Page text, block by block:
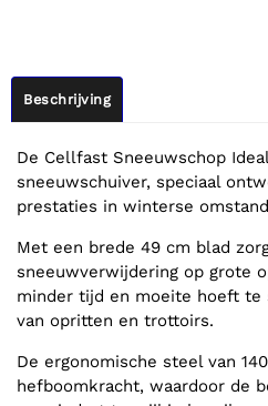
Beschrijving
De Cellfast Sneeuwschop
sneeuwschuiver, speciaal
prestaties in winterse
Met een brede 49 cm blad
sneeuwverwijdering op grote
minder tijd en moeite hoeft te
van opritten en trottoirs.
De ergonomische steel van
hefboomkracht, waardoor de